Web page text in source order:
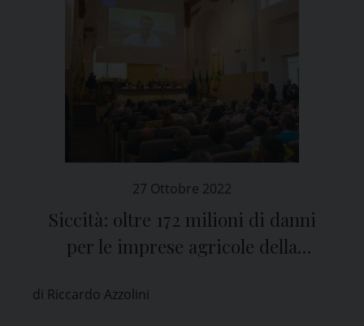
27 Ottobre 2022
Siccità: oltre 172 milioni di danni
per le imprese agricole della
di Riccardo Azzolini